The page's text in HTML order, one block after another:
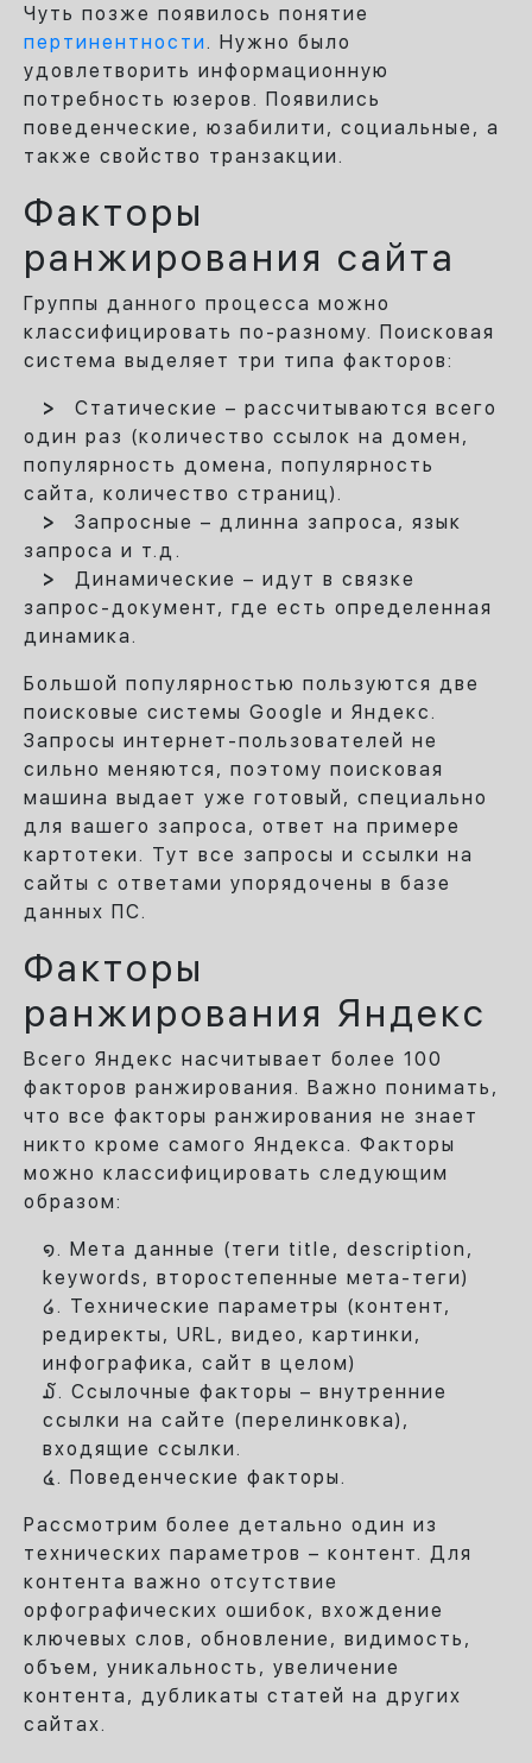
Чуть позже появилось понятие
пертинентности . Нужно было
удовлетворить информационную
потребность юзеров. Появились
поведенческие, юзабилити, социальные, а
также свойство транзакции.
Факторы
ранжирования сайта
Группы данного процесса можно
классифицировать по-разному. Поисковая
система выделяет три типа факторов:
Статические – рассчитываются всего
один раз (количество ссылок на домен,
популярность домена, популярность
сайта, количество страниц).
Запросные – длинна запроса, язык
запроса и т.д.
Динамические – идут в связке
запрос-документ, где есть определенная
динамика.
Большой популярностью пользуются две
поисковые системы Google и Яндекс.
Запросы интернет-пользователей не
сильно меняются, поэтому поисковая
машина выдает уже готовый, специально
для вашего запроса, ответ на примере
картотеки. Тут все запросы и ссылки на
сайты с ответами упорядочены в базе
данных ПС.
Факторы
ранжирования Яндекс
Всего Яндекс насчитывает более 100
факторов ранжирования. Важно понимать,
что все факторы ранжирования не знает
никто кроме самого Яндекса. Факторы
можно классифицировать следующим
образом:
Мета данные (теги title, description,
keywords, второстепенные мета-теги)
Технические параметры (контент,
редиректы, URL, видео, картинки,
инфографика, сайт в целом)
Ссылочные факторы – внутренние
ссылки на сайте (перелинковка),
входящие ссылки.
Поведенческие факторы.
Рассмотрим более детально один из
технических параметров – контент. Для
контента важно отсутствие
орфографических ошибок, вхождение
ключевых слов, обновление, видимость,
объем, уникальность, увеличение
контента, дубликаты статей на других
сайтах.